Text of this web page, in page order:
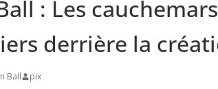
: Les
derrière la
Ball pix